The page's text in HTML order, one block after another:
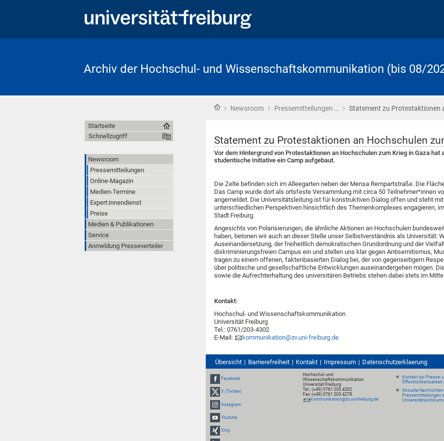
Archiv der Hochschul- und Wissenschaftskommunikation (bis 08/
Startseite
› Newsroom › Pressemitteilungen … › Statement zu Protestaktionen
Statement zu Protestaktionen an Hochschulen
Vor dem Hintergrund von Protestaktionen an Hochschulen zum Krieg in Gaza hat
studentische Initiative ein Camp aufgebaut.
Die Zelte befinden sich im Alleegarten neben der Mensa Rempartstraße. Die
Das Camp wurde dort als ortsfeste Versammlung mit circa 50 Teilnehmer*innen
angemeldet. Die Universitätsleitung ist für konstruktiven Dialog offen und steht
unterschiedlichen Perspektiven hinsichtlich des Themenkomplexes engagieren,
Stadt Freiburg.
Angesichts von Polarisierungen, die ähnliche Aktionen an Hochschulen
haben, betonen wir auch an dieser Stelle unser Selbstverständnis als Universität:
Auseinandersetzung, der freiheitlich demokratischen Grundordnung und der
diskriminierungsfreien Campus ein und stellen uns klar gegen Antisemitismus,
tragen zu einem offenen, faktenbasierten Dialog bei, der von gegenseitigem
über politische und gesellschaftliche Entwicklungen auseinandergehen mögen.
sowie die Aufrechterhaltung des universitären Betriebs stehen dabei stets im
Kontakt:
Hochschul- und Wissenschaftskommunikation
Universität Freiburg
Tel.: 0761/203-4302
E-Mail:
kommunikation@zv.uni-freiburg.de
Startseite
Schnellzugriff
Newsroom
Pressemitteilungen
Online-Magazin
Medien-Termine
Expert:innendienst
Preise
Medien & Publikationen
Service
Anmeldung Presseverteiler
Übersicht Barrierefreiheit Kontakt Impressum Datenschutzerklaerung
Facebook
X (Twitter)
Instagram
Youtube
Xing
Hochschul- und
Wissenschaftskommunikation
Universität Freiburg
Tel.: (+49) 0761 203 4302
Fax: (+49) 0761 203 4278
kommunikation@zv.uni-freiburg.de
Kontakt zur Presse-
Öffentlichkeitsarbeit
Aktuelle Nachrichten
Pressemitteilungen